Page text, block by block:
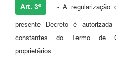
Art. 3º - A regularização
presente Decreto é
constantes do Termo de
proprietários.